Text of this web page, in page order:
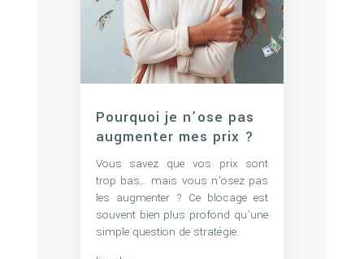
Pourquoi je n’ose pas
augmenter mes prix ?
Vous savez que vos prix sont
trop bas… mais vous n’osez pas
les augmenter ? Ce blocage est
souvent bien plus profond qu’une
simple question de stratégie.